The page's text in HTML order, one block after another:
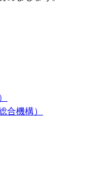
合機構）